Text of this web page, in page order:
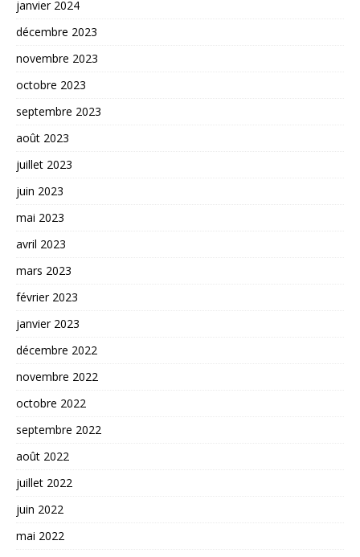
janvier 2024
décembre 2023
novembre 2023
octobre 2023
septembre 2023
août 2023
juillet 2023
juin 2023
mai 2023
avril 2023
mars 2023
février 2023
janvier 2023
décembre 2022
novembre 2022
octobre 2022
septembre 2022
août 2022
juillet 2022
juin 2022
mai 2022